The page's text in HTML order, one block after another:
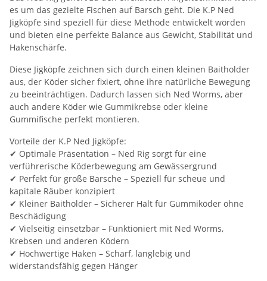
es um das gezielte Fischen auf Barsch geht. Die K.P Ned
Jigköpfe sind speziell für diese Methode entwickelt worden
und bieten eine perfekte Balance aus Gewicht, Stabilität und
Hakenschärfe.
Diese Jigköpfe zeichnen sich durch einen kleinen Baitholder
aus, der Köder sicher fixiert, ohne ihre natürliche Bewegung
zu beeinträchtigen. Dadurch lassen sich Ned Worms, aber
auch andere Köder wie Gummikrebse oder kleine
Gummifische perfekt montieren.
Vorteile der K.P Ned Jigköpfe:
✔ Optimale Präsentation – Ned Rig sorgt für eine
verführerische Köderbewegung am Gewässergrund
✔ Perfekt für große Barsche – Speziell für scheue und
kapitale Räuber konzipiert
✔ Kleiner Baitholder – Sicherer Halt für Gummiköder ohne
Beschädigung
✔ Vielseitig einsetzbar – Funktioniert mit Ned Worms,
Krebsen und anderen Ködern
✔ Hochwertige Haken – Scharf, langlebig und
widerstandsfähig gegen Hänger